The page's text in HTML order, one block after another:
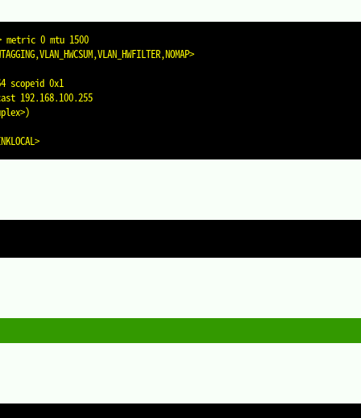
metric 0 mtu 1500
scopeid 0x1
192.168.100.255